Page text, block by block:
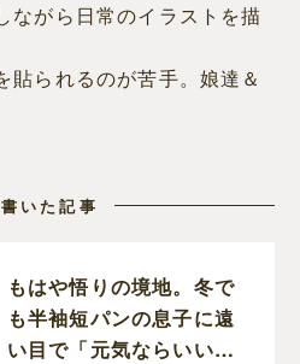
ながら日常のイラストを描
貼られるのが苦手。娘達＆
いた記事
もはや悟りの境地。冬で
も半袖短パンの息子に遠
い目で「元気ならいい」